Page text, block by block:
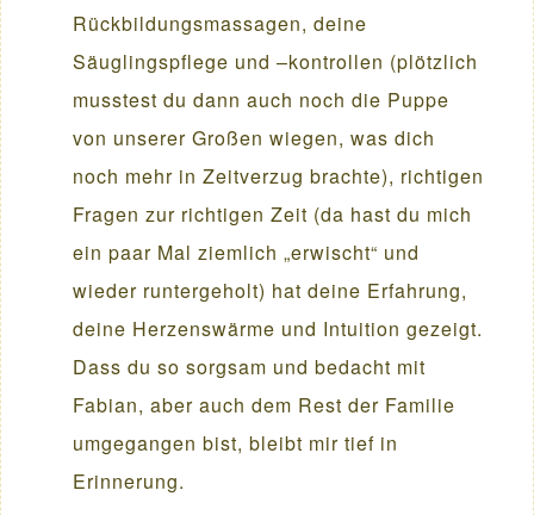
Rückbildungsmassagen, deine
Säuglingspflege und –kontrollen (plötzlich
musstest du dann auch noch die Puppe
von unserer Großen wiegen, was dich
noch mehr in Zeitverzug brachte), richtigen
Fragen zur richtigen Zeit (da hast du mich
ein paar Mal ziemlich „erwischt“ und
wieder runtergeholt) hat deine Erfahrung,
deine Herzenswärme und Intuition gezeigt.
Dass du so sorgsam und bedacht mit
Fabian, aber auch dem Rest der Familie
umgegangen bist, bleibt mir tief in
Erinnerung.